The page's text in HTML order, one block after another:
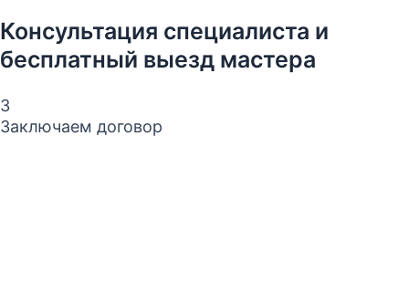
Консультация специалиста и
бесплатный выезд мастера
3
Заключаем договор